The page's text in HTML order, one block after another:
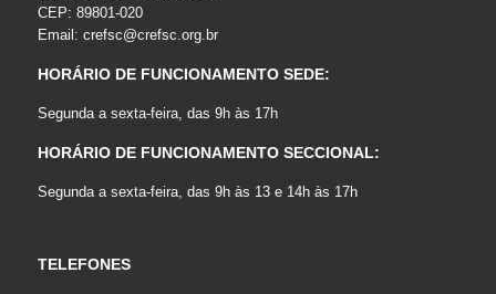
CEP: 89801-020
Email: crefsc@crefsc.org.br
HORÁRIO DE FUNCIONAMENTO SEDE:
Segunda a sexta-feira, das 9h às 17h
HORÁRIO DE FUNCIONAMENTO SECCIONAL:
Segunda a sexta-feira, das 9h às 13 e 14h às 17h
TELEFONES